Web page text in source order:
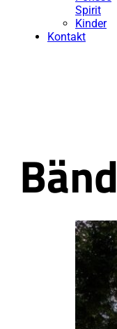
Spirit
Kinder
Kontakt